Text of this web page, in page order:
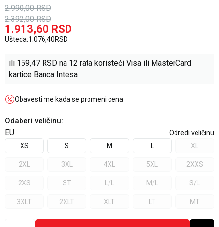
2.990,00 RSD
2.392,00 RSD
1.913,60 RSD
Ušteda:1.076,40RSD
ili 159,47 RSD na 12 rata koristeći Visa ili MasterCard
kartice Banca Intesa
Obavesti me kada se promeni cena
Odaberi veličinu:
EU
Odredi veličinu
XS
S M L XL
2XL 3XL 4XL 5XL 2XXS
2XS ST L/L M/L S/L
3XLT 2XLT XLT LT MT